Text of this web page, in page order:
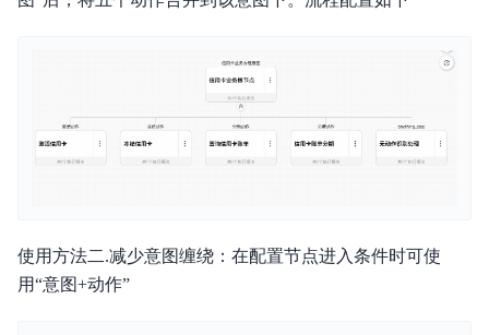
使用方法二.减少意图缠绕：在配置节点进入条件时可使
用“意图+动作”